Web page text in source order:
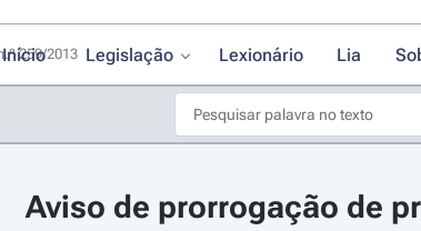
Início Legislação Lexionário Lia
Aviso de prorrogação de